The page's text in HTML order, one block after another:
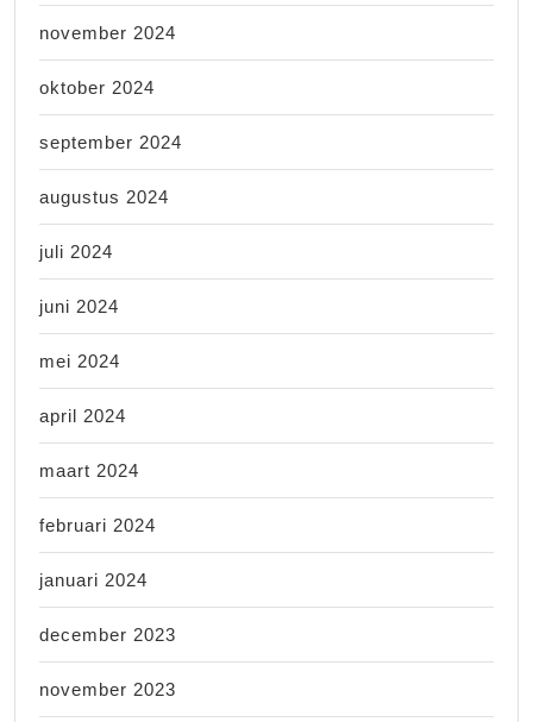
november 2024
oktober 2024
september 2024
augustus 2024
juli 2024
juni 2024
mei 2024
april 2024
maart 2024
februari 2024
januari 2024
december 2023
november 2023